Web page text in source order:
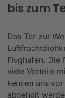
bis zum
Das Tor zur
Flughafen. Die
viele Vorteile
kennen uns
abgeholt